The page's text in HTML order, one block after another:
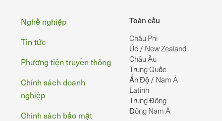
Toàn cầu
Châu Phi
Úc / New Zealand
Châu Âu
Trung Quốc
Ấn Độ / Nam Á
Latinh
Trung Đông
Đông Nam Á
Chân
Nghề nghiệp
Tin tức
Phương tiện truyền thông
Chính sách doanh
nghiệp
Chính sách bảo mật